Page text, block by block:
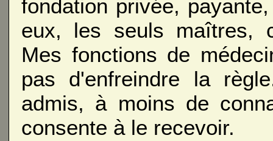
fondation privée,
eux, les seuls maîtres,
Mes fonctions de
pas d'enfreindre la
admis, à moins de
consente à le recevoir.